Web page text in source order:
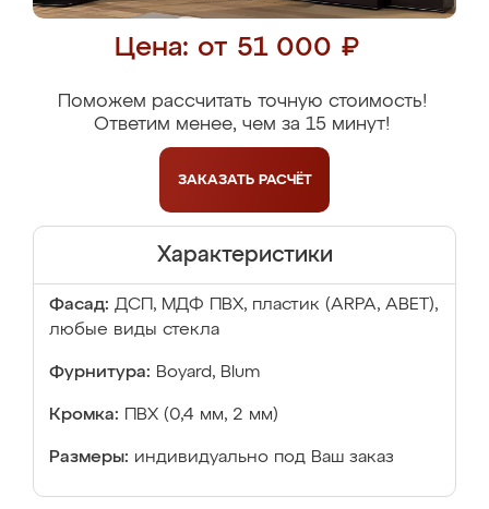
Цена: от 51 000 ₽
Поможем рассчитать точную стоимость!
Ответим менее, чем за 15 минут!
ЗАКАЗАТЬ РАСЧЁТ
Характеристики
Фасад: ДСП, МДФ ПВХ, пластик (ARPA, ABET),
любые виды стекла
Фурнитура: Boyard, Blum
Кромка: ПВХ (0,4 мм, 2 мм)
Размеры: индивидуально под Ваш заказ